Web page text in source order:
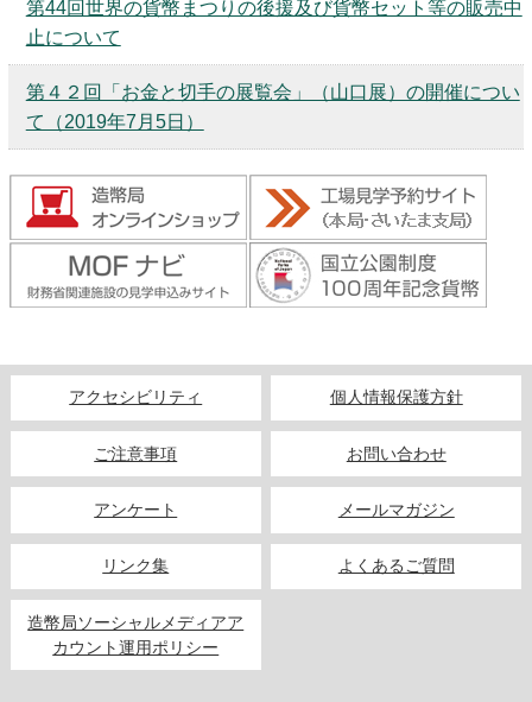
第44回世界の貨幣まつりの後援及び貨幣セット等の販売中
止について
第４２回「お金と切手の展覧会」（山口展）の開催につい
て（2019年7月5日）
アクセシビリティ 個人情報保護方針
ご注意事項 お問い合わせ
アンケート メールマガジン
リンク集 よくあるご質問
造幣局ソーシャルメディアア
カウント運用ポリシー